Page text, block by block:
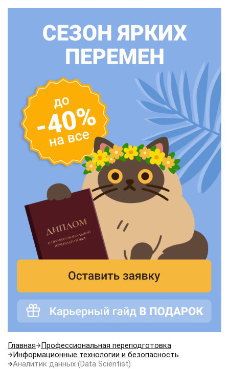
Главная
Профессиональная переподготовка
Информационные технологии и безопасность
Аналитик данных (Data Scientist)